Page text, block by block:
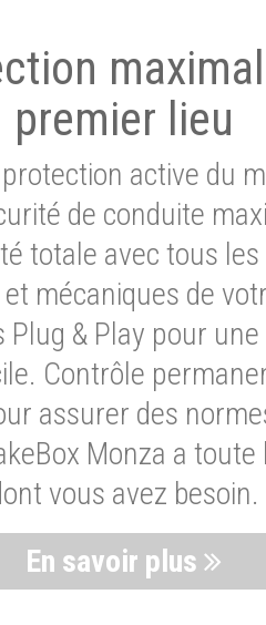
premier lieu
active du
de conduite
totale avec tous
mécaniques de
Plug & Play pour
Contrôle
assurer des
Monza a
vous avez besoin.
En savoir plus